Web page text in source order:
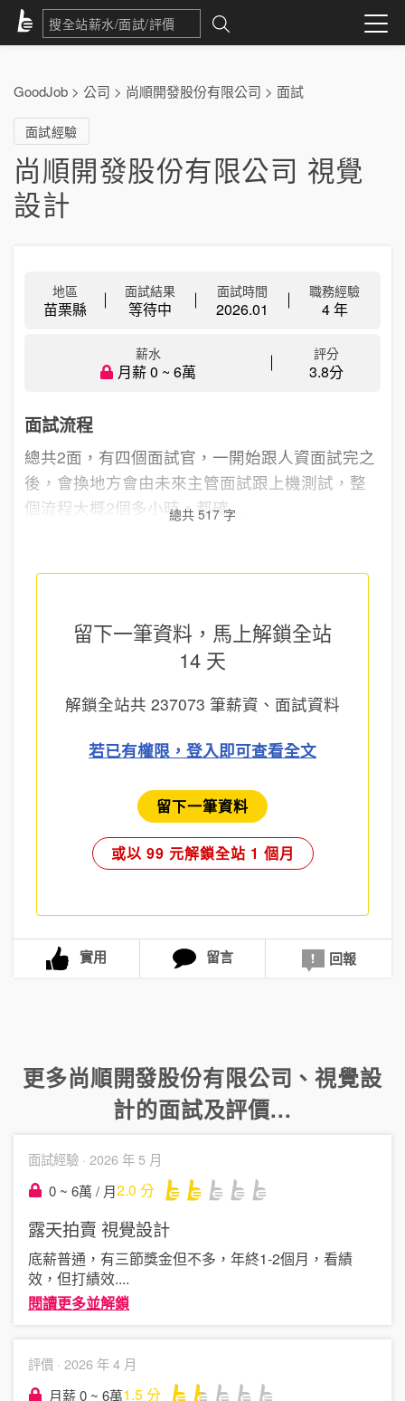
GoodJob > 公司 > 尚順開發股份有限公司 > 面試
面試經驗
尚順開發股份有限公司 視覺
設計
地區
苗栗縣
面試結果
等待中
面試時間
2026.01
職務經驗
4 年
薪水
月薪 0 ~ 6萬
評分
3.8分
面試流程
總共2面，有四個面試官，一開始跟人資面試完之
後，會換地方會由未來主管面試跟上機測試，整
個流程大概2個多小時，都確...
總共 517 字
留下一筆資料，馬上解鎖全站
14 天
解鎖全站共 237073 筆薪資、面試資料
若已有權限，登入即可查看全文
留下一筆資料
或以 99 元解鎖全站 1 個月
實用 留言 回報
更多尚順開發股份有限公司 、視覺設
計的面試及評價...
面試經驗 · 2026 年 5 月
0 ~ 6萬 / 月2.0 分
露天拍賣 視覺設計
底薪普通，有三節獎金但不多，年終1-2個月，看績
效，但打績效....
閱讀更多並解鎖
評價 · 2026 年 4 月
月薪 0 ~ 6萬1.5分